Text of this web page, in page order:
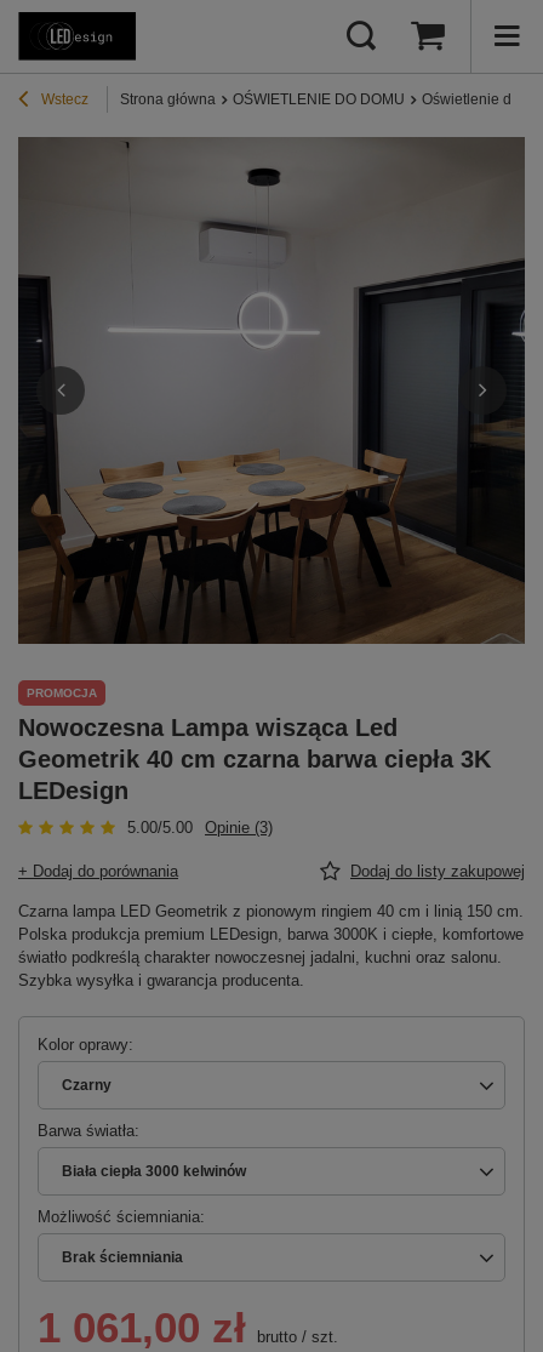
Wstecz Strona główna OŚWIETLENIE DO DOMU Oświetlenie do
PROMOCJA
Nowoczesna Lampa wisząca Led
Geometrik 40 cm czarna barwa ciepła 3K
LEDesign
5.00/5.00 Opinie (3)
+ Dodaj do porównania Dodaj do listy zakupowej
Czarna lampa LED Geometrik z pionowym ringiem 40 cm i linią 150 cm.
Polska produkcja premium LEDesign, barwa 3000K i ciepłe, komfortowe
światło podkreślą charakter nowoczesnej jadalni, kuchni oraz salonu.
Szybka wysyłka i gwarancja producenta.
Kolor oprawy
Czarny
Barwa światła
Biała ciepła 3000 kelwinów
Możliwość ściemniania
Brak ściemniania
1 061,00 zł brutto / szt.